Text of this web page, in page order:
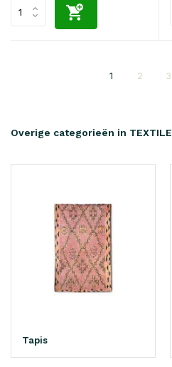
1 2 3
Overige categorieën in TEXTILE
Tapis